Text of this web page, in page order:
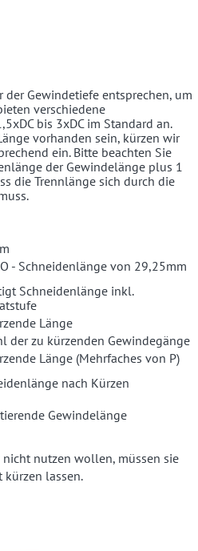
der Gewindetiefe entsprechen, um
verschiedene
bis 3xDC im Standard an.
vorhanden sein, kürzen wir
ein. Bitte beachten Sie
der Gewindelänge plus 1
die Trennlänge sich durch die
- Schneidenlänge von 29,25mm
Schneidenlänge inkl.
Länge
der zu kürzenden Gewindegänge
Länge (Mehrfaches von P)
nach Kürzen
Gewindelänge
nutzen wollen, müssen sie
kürzen lassen.